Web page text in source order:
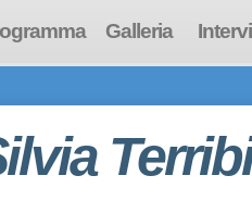
Galleria